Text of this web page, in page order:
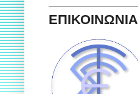
ΕΠΙΚΟΙΝΩΝΙΑ